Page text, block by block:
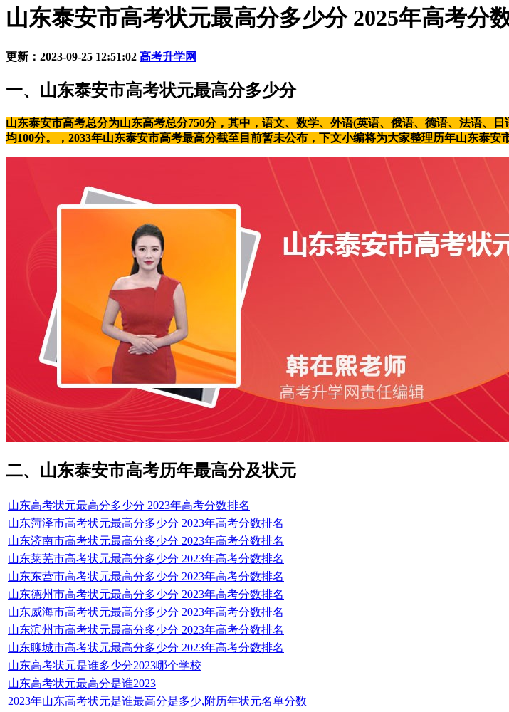
山东泰安市高考状元最高分多少分 2025年高考分
更新：2023-09-25 12:51:02 高考升学网
一、山东泰安市高考状元最高分多少分
山东泰安市高考总分为山东高考总分750分，其中，语文、数学、外语(英语、俄语、德语、法语、
均100分。，2033年山东泰安市高考最高分截至目前暂未公布，下文小编将为大家整理历年山东泰安
二、山东泰安市高考历年最高分及状元
山东高考状元最高分多少分 2023年高考分数排名
山东菏泽市高考状元最高分多少分 2023年高考分数排名
山东济南市高考状元最高分多少分 2023年高考分数排名
山东莱芜市高考状元最高分多少分 2023年高考分数排名
山东东营市高考状元最高分多少分 2023年高考分数排名
山东德州市高考状元最高分多少分 2023年高考分数排名
山东威海市高考状元最高分多少分 2023年高考分数排名
山东滨州市高考状元最高分多少分 2023年高考分数排名
山东聊城市高考状元最高分多少分 2023年高考分数排名
山东高考状元是谁多少分2023哪个学校
山东高考状元最高分是谁2023
2023年山东高考状元是谁最高分是多少,附历年状元名单分数